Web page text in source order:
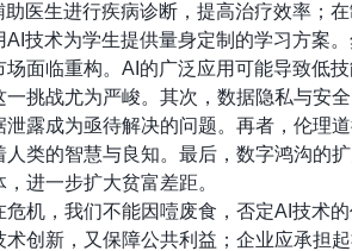
助医生进行疾病诊断，提高治疗效率；
AI技术为学生提供量身定制的学习方案
场面临重构。AI的广泛应用可能导致低
一挑战尤为严峻。其次，数据隐私与安
泄露成为亟待解决的问题。再者，伦理
人类的智慧与良知。最后，数字鸿沟的
进一步扩大贫富差距。
危机，我们不能因噎废食，否定AI技术
术创新，又保障公共利益；企业应承担